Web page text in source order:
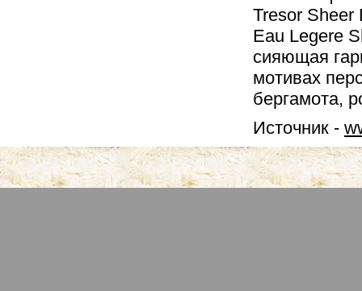
Tresor Sheer
Eau Legere
сияющая
мотивах
бергамота,
Источник -